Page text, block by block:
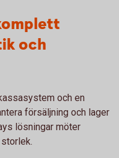
och
och en
försäljning och lager
lösningar möter